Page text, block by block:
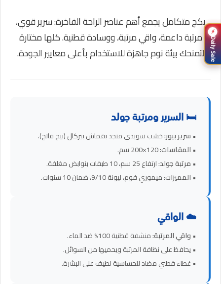
بكج متكامل يجمع أهم عناصر الراحة الفاخرة: سرير قوي،
مرتبة داعمة، واقي مرتبة، ووسادة قطنية. كلها مختارة
لتمنحك بيئة نوم جاهزة للاستخدام بأعلى معايير الجودة.
🛏️ السرير ومرتبة جولد
• سرير بيور:خشب سويدي منجد بقماش بيركال (بيج فاتح).
• المقاسات:
• مرتبة جولد:ارتفاع 25 سم، 10 طبقات بنوابض مغلفة.
• المميزات:ميموري فوم، ليونة 9/10، ضمان 10 سنوات.
☁️ الواقي
• واقي المرتبة:منشفة قطنية 100% ضد الماء.
• يحافظ على نظافة المرتبة ويحميها من السوائل.
• غطاء قطني مضاد للحساسية لطيف على البشرة.
⚡
Daily Sale